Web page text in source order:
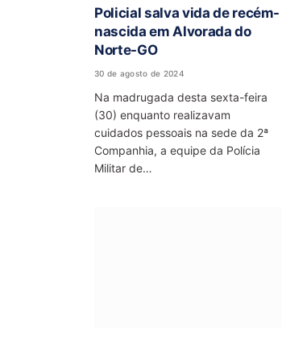
Policial salva vida de recém-
nascida em Alvorada do
Norte-GO
30 de agosto de 2024
Na madrugada desta sexta-feira
(30) enquanto realizavam
cuidados pessoais na sede da 2ª
Companhia, a equipe da Polícia
Militar de…